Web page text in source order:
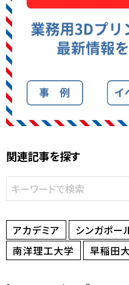
関連記事を探す
アカデミア シンガポー
南洋理工大学
早稲田